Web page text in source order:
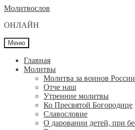
Перейти
навигации
Перейти
содержимому
Молитвослов
ОНЛАЙН
Меню
Главная
Молитвы
Молитва за воинов
Отче наш
Утренние молитвы
Ко Пресвятой Богородице
Славословие
О даровании детей, при